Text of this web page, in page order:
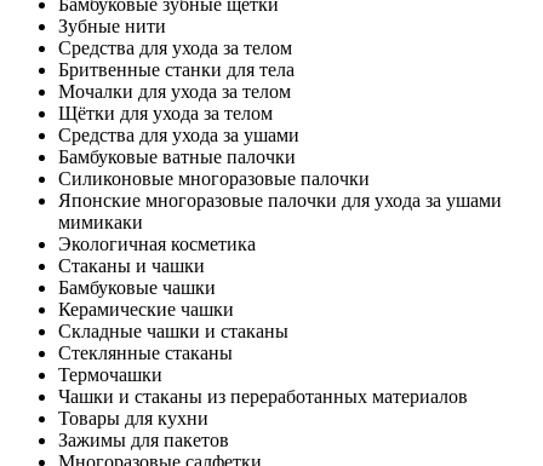
Бамбуковые зубные щётки
Зубные нити
Средства для ухода за телом
Бритвенные станки для тела
Мочалки для ухода за телом
Щётки для ухода за телом
Средства для ухода за ушами
Бамбуковые ватные палочки
Силиконовые многоразовые палочки
Японские многоразовые палочки для ухода за ушами
мимикаки
Экологичная косметика
Стаканы и чашки
Бамбуковые чашки
Керамические чашки
Складные чашки и стаканы
Стеклянные стаканы
Термочашки
Чашки и стаканы из переработанных материалов
Товары для кухни
Зажимы для пакетов